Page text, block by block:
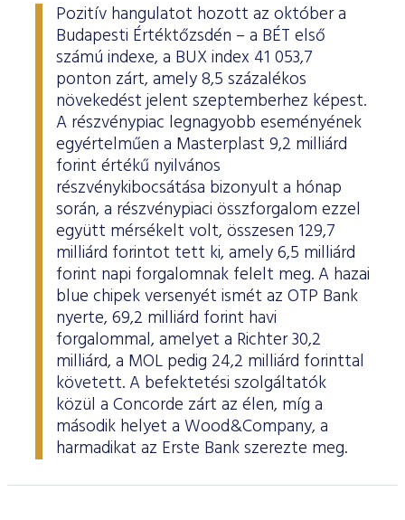
Pozitív hangulatot hozott az október a
Budapesti Értéktőzsdén – a BÉT első
számú indexe, a BUX index 41 053,7
ponton zárt, amely 8,5 százalékos
növekedést jelent szeptemberhez képest.
A részvénypiac legnagyobb eseményének
egyértelműen a Masterplast 9,2 milliárd
forint értékű nyilvános
részvénykibocsátása bizonyult a hónap
során, a részvénypiaci összforgalom ezzel
együtt mérsékelt volt, összesen 129,7
milliárd forintot tett ki, amely 6,5 milliárd
forint napi forgalomnak felelt meg. A hazai
blue chipek versenyét ismét az OTP Bank
nyerte, 69,2 milliárd forint havi
forgalommal, amelyet a Richter 30,2
milliárd, a MOL pedig 24,2 milliárd forinttal
követett. A befektetési szolgáltatók
közül a Concorde zárt az élen, míg a
második helyet a Wood&Company, a
harmadikat az Erste Bank szerezte meg.